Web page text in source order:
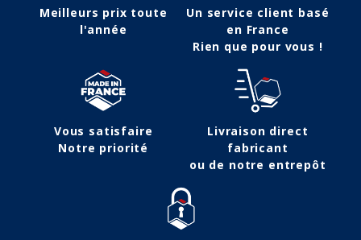
Meilleurs prix toute
l'année
Un service client basé
en France
Rien que pour vous !
Vous satisfaire
Notre priorité
Livraison direct
fabricant
ou de notre entrepôt